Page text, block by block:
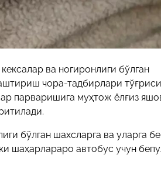
ва ногиронлиги бўлган
чора-тадбирлари
парваришига муҳтож ёлғиз
бўлган шахсларга ва уларга
шаҳарлараро автобус учун